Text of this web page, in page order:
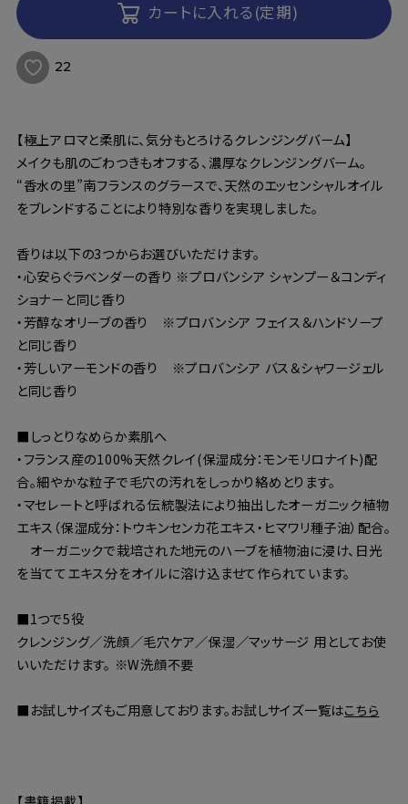
カートに入れる(定期)
22
【極上アロマと柔肌に、気分もとろけるクレンジングバーム】
メイクも肌のごわつきもオフする、濃厚なクレンジングバーム。
“香水の里”南フランスのグラースで、天然のエッセンシャルオイル
をブレンドすることにより特別な香りを実現しました。
香りは以下の3つからお選びいただけます。
・心安らぐラベンダーの香り ※プロバンシア シャンプー＆コンディ
ショナーと同じ香り
・芳醇なオリーブの香り ※プロバンシア フェイス＆ハンドソープ
と同じ香り
・芳しいアーモンドの香り ※プロバンシア バス＆シャワージェル
と同じ香り
■しっとりなめらか素肌へ
・フランス産の100%天然クレイ(保湿成分：モンモリロナイト)配
合。細やかな粒子で毛穴の汚れをしっかり絡めとります。
・マセレートと呼ばれる伝統製法により抽出したオーガニック植物
エキス（保湿成分：トウキンセンカ花エキス・ヒマワリ種子油）配合。
オーガニックで栽培された地元のハーブを植物油に浸け、日光
を当ててエキス分をオイルに溶け込ませて作られています。
■1つで5役
クレンジング／洗顔／毛穴ケア／保湿／マッサージ 用としてお使
いいただけます。 ※W洗顔不要
■お試しサイズもご用意しております。お試しサイズ一覧はこちら